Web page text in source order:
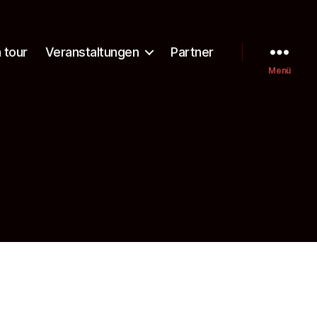
tour Veranstaltungen Partner
Menü